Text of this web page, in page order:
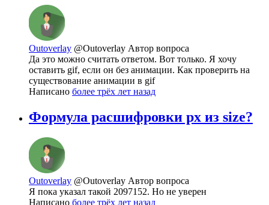
Outoverlay @Outoverlay Автор вопроса
Да это можно считать ответом. Вот только. Я хочу
оставить gif, если он без анимации. Как проверить на
существование анимации в gif
Написано более трёх лет назад
Формула расшифровки px из size?
Outoverlay @Outoverlay Автор вопроса
Я пока указал такой 2097152. Но не уверен
Написано более трёх лет назад